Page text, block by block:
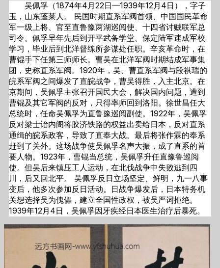
吴佩孚（1874年4月22日—1939年12月4日），字子
玉，山东蓬莱人。 民国时期直系军阀首领、中国国民革命
军一级上将、官至直鲁豫两湖巡阅使、十四省讨贼联军总
司令。佩孚早年先后到开平武备学堂、保定陆军速成军校
学习，毕业后到北洋督练所参谋处任职。辛亥革命时，在
曹锟手下任第三师师长。曹吴在北洋军阀时期结成军事集
团，史称直系军阀。1920年，吴、曹直系军阀与段祺瑞的
皖系军阀之间爆发了直皖战争，曹吴得胜，入主北京。在
京期间，吴佩孚主张召开国民大会，解决国内问题，遭到
曹锟及其它军阀的反对，只得率师回到洛阳。徐世昌任大
总统时，任命吴佩孚为直鲁豫巡阅副使。1922年，吴佩孚
反对梁士诒内阁将胶济铁路的权益出卖给日本，反对直系
通缉的皖系政客，导致了直奉大战。最后将张作霖的奉系
赶到了关外。这场战争使吴佩孚名声大振，成了直系的首
要人物。1923年，曹锟当总统，吴佩孚升任直豫鲁巡阅
使。但吴后来镇压工人运动，在北伐战争中失败逃到四
川，后又回北平。 吴佩孚反日立场坚定、鲜明，九一八事
变后，他多次参加反日活动。日战争爆发后，日本特务机
关想选择吴为傀儡，建立全国性政权，被吴严词拒绝。
1939年12月4日，吴佩孚因牙疾经日本医生治疗后暴死。